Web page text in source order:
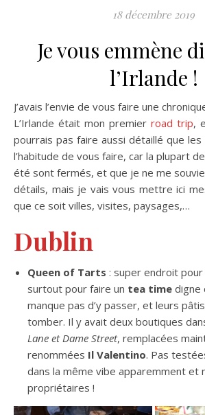
18 décembre 2019
Je vous emmène
l’Irlande !
J’avais l’envie de vous faire une
L’Irlande était mon premier road trip,
pourrais pas faire aussi détaillé que les
l’habitude de vous faire, car la plupart
été sont fermés, et que je ne me
détails, mais je vais vous mettre ici
que ce soit villes, visites, paysages,…
Dublin
Queen of Tarts : super endroit
surtout pour faire un tea time digne
manque pas d’y passer, et leurs
tomber. Il y avait deux boutiques
Lane et Dame Street, remplacées
renommées Il Valentino. Pas
dans la même vibe apparemment et
propriétaires !